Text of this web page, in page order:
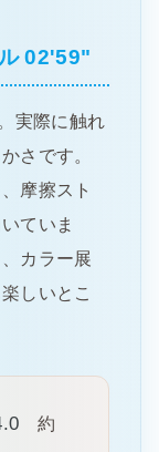
02'59"
実際に触れ
さです。
摩擦スト
ていま
カラー展
しいとこ
約